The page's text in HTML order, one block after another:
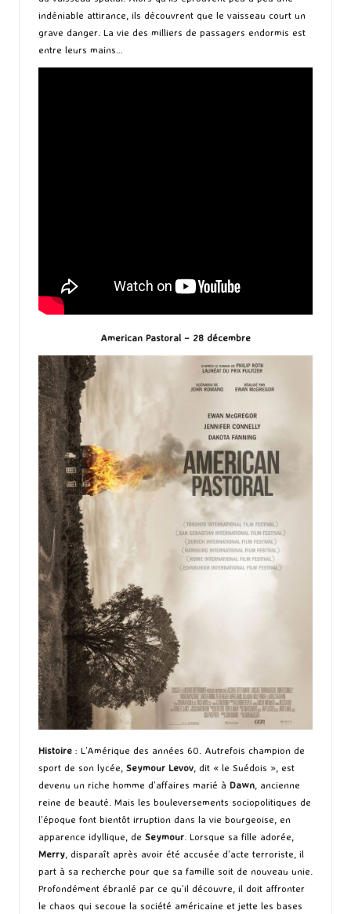
indéniable attirance, ils découvrent que le vaisseau court un
grave danger. La vie des milliers de passagers endormis est
entre leurs mains…
American Pastoral – 28 décembre
Histoire : L’Amérique des années 60. Autrefois champion de
sport de son lycée, Seymour Levov, dit « le Suédois », est
devenu un riche homme d’affaires marié à Dawn, ancienne
reine de beauté. Mais les bouleversements sociopolitiques de
l’époque font bientôt irruption dans la vie bourgeoise, en
apparence idyllique, de Seymour. Lorsque sa fille adorée,
Merry, disparaît après avoir été accusée d’acte terroriste, il
part à sa recherche pour que sa famille soit de nouveau unie.
Profondément ébranlé par ce qu’il découvre, il doit affronter
le chaos qui secoue la société américaine et jette les bases